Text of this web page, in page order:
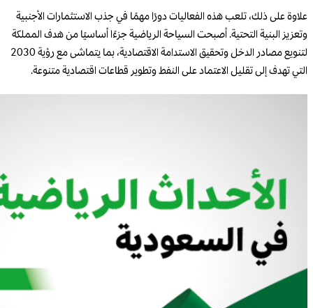
علاوة على ذلك، تلعب هذه الفعاليات دورًا مهمًا في جذب الاستثمارات الأجنبية
وتعزيز البنية التحتية. أصبحت السياحة الرياضية جزءًا أساسيًا من هدف المملكة
لتنويع مصادر الدخل وتحقيق الاستدامة الاقتصادية، بما يتماشى مع رؤية 2030
التي تهدف إلى تقليل الاعتماد على النفط وتطوير قطاعات اقتصادية متنوعة.